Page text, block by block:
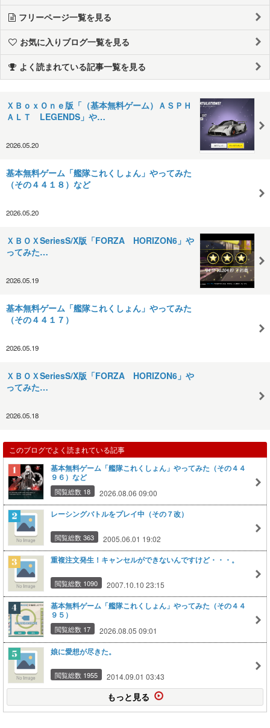
フリーページ一覧を見る
お気に入りブログ一覧を見る
よく読まれている記事一覧を見る
ＸＢｏｘＯｎｅ版「（基本無料ゲーム）ＡＳＰＨ
ＡＬＴ LEGENDS」や…
2026.05.20
基本無料ゲーム「艦隊これくしょん」やってみた
（その４４１８）など
2026.05.20
ＸＢＯＸSeriesS/X版「FORZA HORIZON6」や
ってみた…
2026.05.19
基本無料ゲーム「艦隊これくしょん」やってみた
（その４４１７）
2026.05.19
ＸＢＯＸSeriesS/X版「FORZA HORIZON6」や
ってみた…
2026.05.18
このブログでよく読まれている記事
基本無料ゲーム「艦隊これくしょん」やってみた（その４４
９６）など
閲覧総数 18 2026.08.06 09:00
レーシングバトルをプレイ中（その７改）
閲覧総数 363 2005.06.01 19:02
重複注文発生！キャンセルができないんですけど・・・。
閲覧総数 1090 2007.10.10 23:15
基本無料ゲーム「艦隊これくしょん」やってみた（その４４
９５）
閲覧総数 17 2026.08.05 09:01
娘に愛想が尽きた。
閲覧総数 1955 2014.09.01 03:43
もっと見る